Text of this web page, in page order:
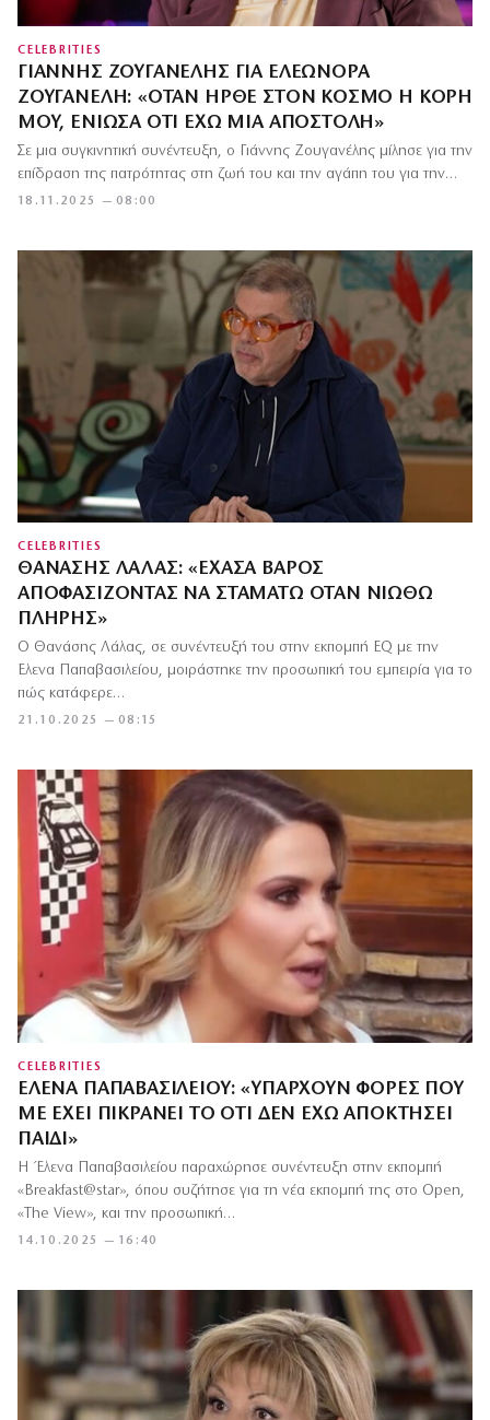
CELEBRITIES
ΓΙΆΝΝΗΣ ΖΟΥΓΑΝΈΛΗΣ ΓΙΑ ΕΛΕΩΝΌΡΑ
ΖΟΥΓΑΝΈΛΗ: «ΌΤΑΝ ΉΡΘΕ ΣΤΟΝ ΚΌΣΜΟ Η ΚΌΡΗ
ΜΟΥ, ΈΝΙΩΣΑ ΌΤΙ ΈΧΩ ΜΙΑ ΑΠΟΣΤΟΛΉ»
18.11.2025 — 08:00
Σε μια συγκινητική συνέντευξη, ο Γιάννης Ζουγανέλης μίλησε για την
επίδραση της πατρότητας στη ζωή του και την αγάπη του για την…
CELEBRITIES
ΘΑΝΆΣΗΣ ΛΆΛΑΣ: «ΈΧΑΣΑ ΒΆΡΟΣ
ΑΠΟΦΑΣΊΖΟΝΤΑΣ ΝΑ ΣΤΑΜΑΤΏ ΌΤΑΝ ΝΙΏΘΩ
ΠΛΉΡΗΣ»
21.10.2025 — 08:15
Ο Θανάσης Λάλας, σε συνέντευξή του στην εκπομπή EQ με την
Έλενα Παπαβασιλείου, μοιράστηκε την προσωπική του εμπειρία για το
πώς κατάφερε…
CELEBRITIES
ΈΛΕΝΑ ΠΑΠΑΒΑΣΙΛΕΊΟΥ: «ΥΠΆΡΧΟΥΝ ΦΟΡΈΣ ΠΟΥ
ΜΕ ΈΧΕΙ ΠΙΚΡΆΝΕΙ ΤΟ ΌΤΙ ΔΕΝ ΈΧΩ ΑΠΟΚΤΉΣΕΙ
ΠΑΙΔΊ»
14.10.2025 — 16:40
Η Έλενα Παπαβασιλείου παραχώρησε συνέντευξη στην εκπομπή
«Breakfast@star», όπου συζήτησε για τη νέα εκπομπή της στο Open,
«The View», και την προσωπική…